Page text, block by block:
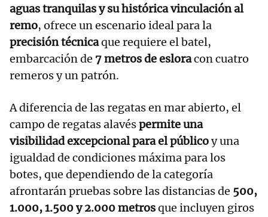
aguas tranquilas y su histórica vinculación al
remo, ofrece un escenario ideal para la
precisión técnicaque requiere el batel,
embarcación de 7 metros de esloracon cuatro
remeros y un patrón.
A diferencia de las regatas en mar abierto, el
campo de regatas alavéspermite una
visibilidad excepcional para el públicoy una
igualdad de condiciones máxima para los
botes, que dependiendo de la categoría
afrontarán pruebas sobre las distancias de 500,
1.000, 1.500 y 2.000 metrosque incluyen giros